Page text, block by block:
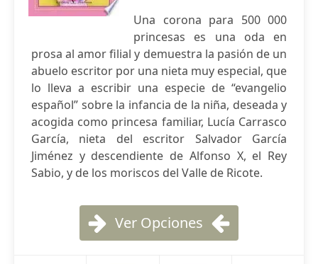
Una corona para 500 000
princesas es una oda en
prosa al amor filial y demuestra la pasión de un
abuelo escritor por una nieta muy especial, que
lo lleva a escribir una especie de “evangelio
español” sobre la infancia de la niña, deseada y
acogida como princesa familiar, Lucía Carrasco
García, nieta del escritor Salvador García
Jiménez y descendiente de Alfonso X, el Rey
Sabio, y de los moriscos del Valle de Ricote.
Ver Opciones